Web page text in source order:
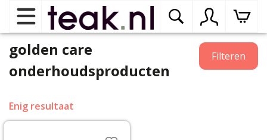
Home
golden care
onderhoudsproducten
Filteren
Enig resultaat